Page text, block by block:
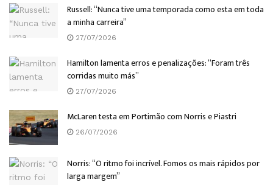
Russell: “Nunca tive uma temporada como esta em toda
a minha carreira”
27/07/2026
Hamilton lamenta erros e penalizações: “Foram três
corridas muito más”
27/07/2026
McLaren testa em Portimão com Norris e Piastri
26/07/2026
Norris: “O ritmo foi incrível. Fomos os mais rápidos por
larga margem”